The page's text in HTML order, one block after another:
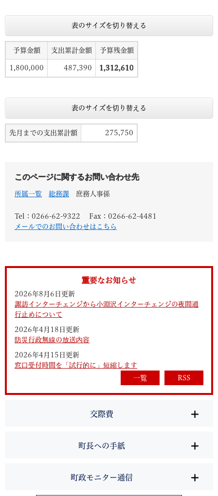
表のサイズを切り替える
予算金額 支出累計金額 予算残金額
1,800,000 487,390 1,312,610
表のサイズを切り替える
先月までの支出累計額 275,750
このページに関するお問い合わせ先
所属一覧 総務課 庶務人事係
Tel：0266-62-9322
Fax：0266-62-4481
メールでのお問い合わせはこちら
重要なお知らせ
2026年8月6日更新
諏訪インターチェンジから小淵沢インターチェンジの夜間通
行止めについて
2026年4月18日更新
防災行政無線の放送内容
2026年4月15日更新
窓口受付時間を「試行的に」短縮します
一覧
RSS
交際費
町長への手紙
町政モニター通信